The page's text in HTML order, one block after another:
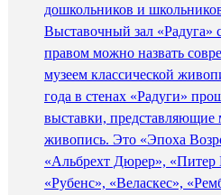
дошкольников и
Выставочный зал «Радуга»
правом можно назвать
музеем классической
года в стенах «Радуги»
выставки,
живопись. Это «Эпоха
«Альбрехт Дюрер», «Питер
«Рубенс», «Веласкес»,